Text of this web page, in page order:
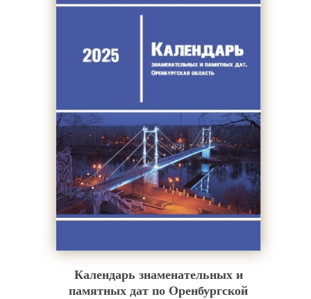
Календарь знаменательных и
памятных дат по Оренбургской